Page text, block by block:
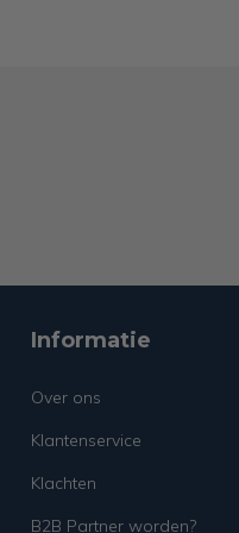
Informatie
Over ons
Klantenservice
Klachten
B2B Partner worden?